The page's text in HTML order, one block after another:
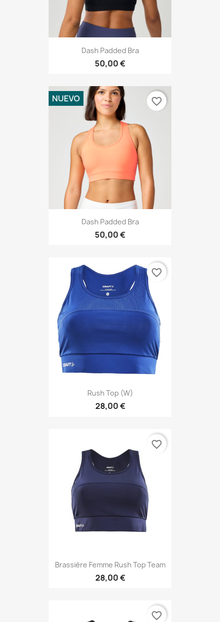
Dash Padded Bra
50,00 €
Dash Padded Bra
50,00 €
NUEVO favorite_border
Rush Top (W)
28,00 €
favorite_border
Brassière Femme Rush Top Team
28,00 €
favorite_border
favorite_border